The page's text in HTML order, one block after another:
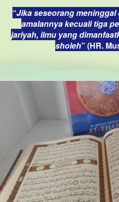
“Jika seseorang
amalannya kecuali tiga
jariyah, ilmu yang
sholeh” (HR.